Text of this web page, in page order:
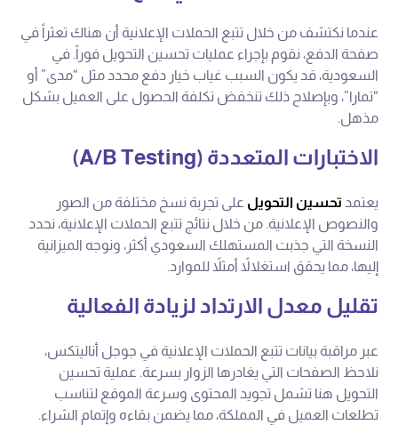
عندما نكتشف من خلال تتبع الحملات الإعلانية أن هناك تعثراً في
صفحة الدفع، نقوم بإجراء عمليات تحسين التحويل فوراً. في
السعودية، قد يكون السبب غياب خيار دفع محدد مثل “مدى” أو
“تمارا”، وبإصلاح ذلك تنخفض تكلفة الحصول على العميل بشكل
مذهل.
الاختبارات المتعددة (A/B Testing)
يعتمد تحسين التحويل على تجربة نسخ مختلفة من الصور
والنصوص الإعلانية. من خلال نتائج تتبع الحملات الإعلانية، نحدد
النسخة التي جذبت المستهلك السعودي أكثر، ونوجه الميزانية
إليها، مما يحقق استغلالاً أمثلاً للموارد.
تقليل معدل الارتداد لزيادة الفعالية
عبر مراقبة بيانات تتبع الحملات الإعلانية في جوجل أناليتكس،
نلاحظ الصفحات التي يغادرها الزوار بسرعة. عملية تحسين
التحويل هنا تشمل تجويد المحتوى وسرعة الموقع لتناسب
تطلعات العميل في المملكة، مما يضمن بقاءه وإتمام الشراء.